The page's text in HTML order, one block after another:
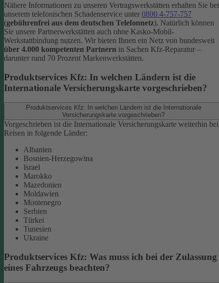
Nähere Informationen zu unseren Vertragswerkstätten erhalten Sie bei
unserem telefonischen Schadenservice unter 0800 4-757-757
(gebührenfrei aus dem deutschen Telefonnetz). Natürlich können
Sie unsere Partnerwerkstätten auch ohne Kasko-Mobil-
Werkstattbindung nutzen. Wir bieten Ihnen ein Netz von bundesweit
über 4.000 kompetenten Partnern in Sachen Kfz-Reparatur –
darunter rund 70 Prozent Markenwerkstätten.
Produktservices Kfz: In welchen Ländern ist die
Internationale Versicherungskarte vorgeschrieben?
Produktservices Kfz: In welchen Ländern ist die Internationale
Versicherungskarte vorgeschrieben?
Vorgeschrieben ist die Internationale Versicherungskarte weiterhin bei
Reisen in folgende Länder:
Albanien
Bosnien-Herzegowina
Israel
Marokko
Mazedonien
Moldawien
Montenegro
Serbien
Türkei
Tunesien
Ukraine
Produktservices Kfz: Was muss ich bei der Zulassung
eines Fahrzeugs beachten?